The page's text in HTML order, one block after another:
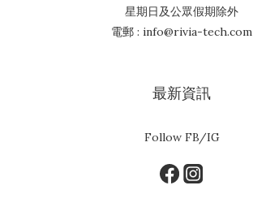
星期日及公眾假期除外
電郵 : info@rivia-tech.com
最新資訊
Follow FB/IG